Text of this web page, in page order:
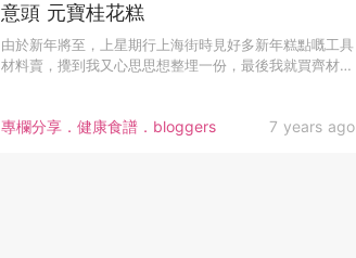
專欄分享．健康食譜．bloggers 7 years ago
意頭 元寶桂花糕
由於新年將至，上星期行上海街時見好多新年糕點嘅工具
材料賣，攪到我又心思思想整埋一份，最後我就買齊材